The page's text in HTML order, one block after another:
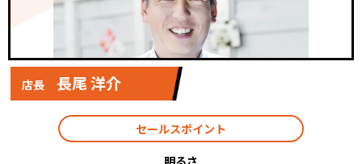
店長 長尾 洋介
セールスポイント
明るさ